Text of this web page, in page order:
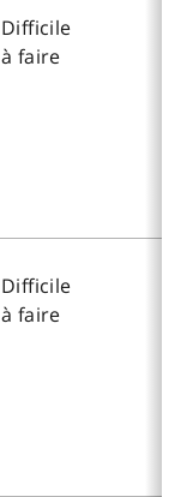
Difficile
à faire
Difficile
à faire